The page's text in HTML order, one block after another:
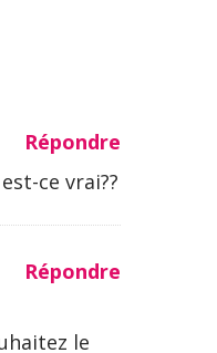
Répondre
ce vrai??
Répondre
le